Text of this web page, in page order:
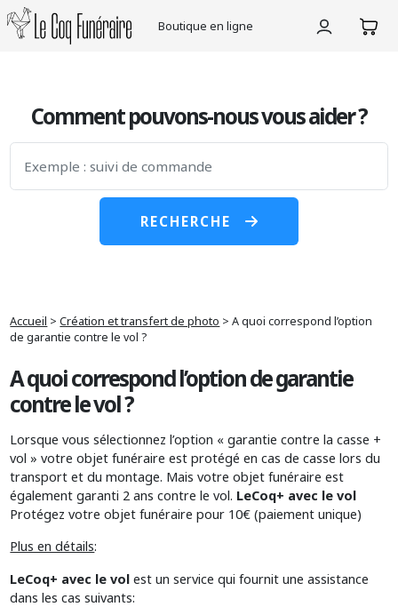
content
Boutique en ligne
Comment pouvons-nous vous aider ?
RECHERCHE
Accueil >Création et transfert de photo >A quoi correspond l’option
de garantie contre le vol ?
A quoi correspond l’option de garantie
contre le vol ?
Lorsque vous sélectionnez l’option « garantie contre la casse +
vol » votre objet funéraire est protégé en cas de casse lors du
transport et du montage. Mais votre objet funéraire est
également garanti 2 ans contre le vol. LeCoq+ avec le vol
Protégez votre objet funéraire pour 10€ (paiement unique)
Plus en détails:
LeCoq+ avec le vol est un service qui fournit une assistance
dans les cas suivants: